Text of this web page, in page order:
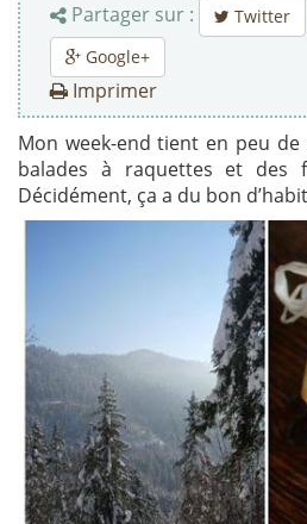
Partager sur :
Twitter
Google+
Imprimer
Mon week-end tient en peu
balades à raquettes et des
Décidément, ça a du bon